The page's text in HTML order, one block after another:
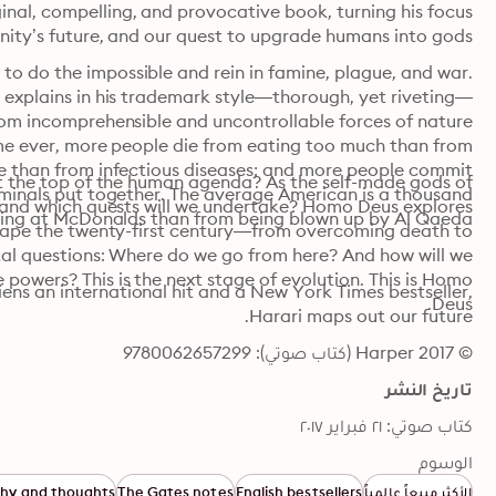
future, and our quest to upgrade humans into gods.
explains in his trademark style—thorough, yet riveting—
at McDonalds than from being blown up by Al Qaeda.
Deus.
Harari maps out our future.
© 2017 Harper (كتاب صوتي): 9780062657299
تاريخ النشر
كتاب صوتي: ٢١ فبراير ٢٠١٧
الوسوم
الأكثر مبيعاً عالمياًEnglish bestsellers
The Gates notes
and thoughts